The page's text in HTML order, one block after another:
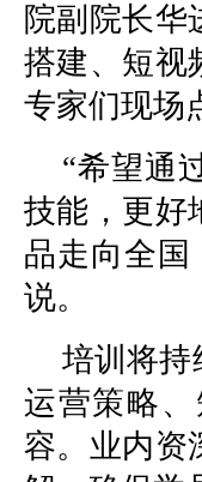
院副院长华
搭建、短视
专家们现场
“希望通
技能，更好
品走向全国
说。
培训将持
运营策略
容。业内资